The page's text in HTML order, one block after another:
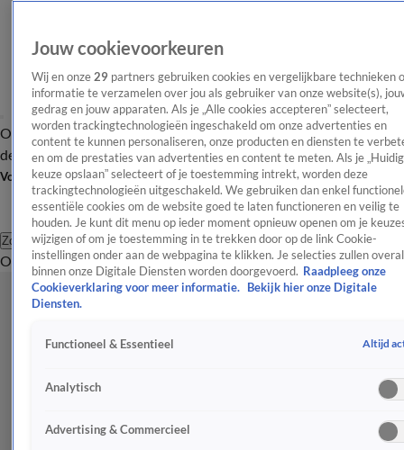
OverzichtAfleveringen Entertainment TV Algemeen
Tip
de redactieNieuwsbrief
Volg Shownieuws
Zoeken
OverzichtEntertainmentSpraakmakendRealityCrimeVideo's
Jouw cookievoorkeuren
Wij en onze 29 partners gebruiken cookies en vergelijkbare technieken
informatie te verzamelen over jou als gebruiker van onze website(s),
gedrag en jouw apparaten. Als je „Alle cookies accepteren” selecteert,
worden trackingtechnologieën ingeschakeld om onze advertenties en
content te kunnen personaliseren, onze producten en diensten te
en om de prestaties van advertenties en content te meten. Als je
keuze opslaan” selecteert of je toestemming intrekt, worden deze
trackingtechnologieën uitgeschakeld. We gebruiken dan enkel
essentiële cookies om de website goed te laten functioneren en veilig te
houden. Je kunt dit menu op ieder moment opnieuw openen om je
wijzigen of om je toestemming in te trekken door op de link Cookie-
instellingen onder aan de webpagina te klikken. Je selecties zullen overal
binnen onze Digitale Diensten worden doorgevoerd. Raadpleeg onze
Cookieverklaring voor meer informatie.
Bekijk hier onze Digitale
Diensten.
Functioneel & Essentieel Altijd
Analytisch
Advertising & Commercieel